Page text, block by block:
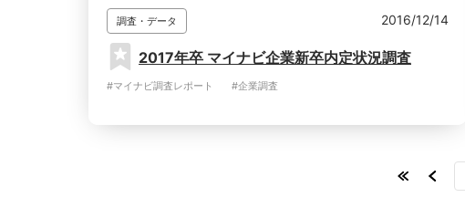
調査・データ 2016/12/14
2017年卒 マイナビ企業新卒内定状況調査
#マイナビ調査レポート #企業調査